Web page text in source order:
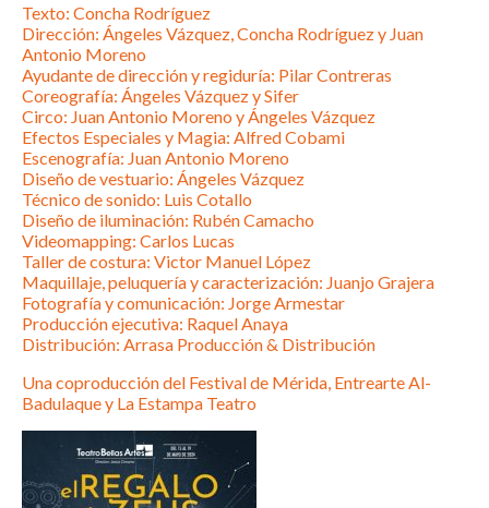
Texto: Concha Rodríguez
Dirección: Ángeles Vázquez, Concha Rodríguez y Juan
Antonio Moreno
Ayudante de dirección y regiduría: Pilar Contreras
Coreografía: Ángeles Vázquez y Sifer
Circo: Juan Antonio Moreno y Ángeles Vázquez
Efectos Especiales y Magia: Alfred Cobami
Escenografía: Juan Antonio Moreno
Diseño de vestuario: Ángeles Vázquez
Técnico de sonido: Luis Cotallo
Diseño de iluminación: Rubén Camacho
Videomapping: Carlos Lucas
Taller de costura: Victor Manuel López
Maquillaje, peluquería y caracterización: Juanjo Grajera
Fotografía y comunicación: Jorge Armestar
Producción ejecutiva: Raquel Anaya
Distribución: Arrasa Producción & Distribución
Una coproducción del Festival de Mérida, Entrearte Al-
Badulaque y La Estampa Teatro